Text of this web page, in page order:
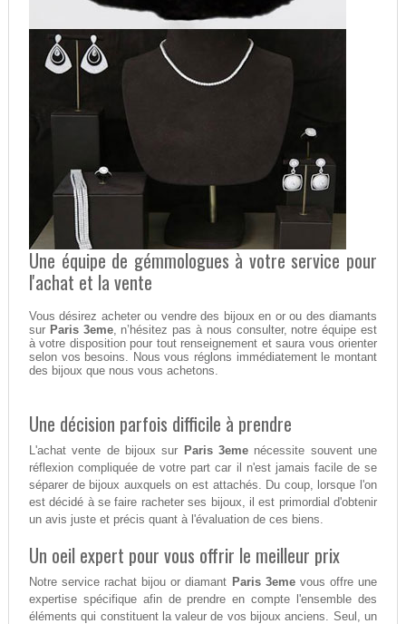
Une équipe de gémmologues à votre service pour
l'achat et la vente
Vous désirez acheter ou vendre des bijoux en or ou des diamants
sur Paris 3eme, n’hésitez pas à nous consulter, notre équipe est
à votre disposition pour tout renseignement et saura vous orienter
selon vos besoins. Nous vous réglons immédiatement le montant
des bijoux que nous vous achetons.
Une décision parfois difficile à prendre
L'achat vente de bijoux sur Paris 3eme nécessite souvent une
réflexion compliquée de votre part car il n'est jamais facile de se
séparer de bijoux auxquels on est attachés. Du coup, lorsque l'on
est décidé à se faire racheter ses bijoux, il est primordial d'obtenir
un avis juste et précis quant à l'évaluation de ces biens.
Un oeil expert pour vous offrir le meilleur prix
Notre service rachat bijou or diamant Paris 3emevous offre une
expertise spécifique afin de prendre en compte l'ensemble des
éléments qui constituent la valeur de vos bijoux anciens. Seul, un